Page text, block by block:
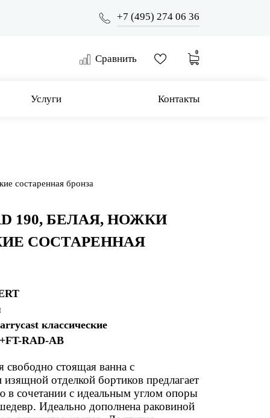
+7 (495) 274 06 36
Сравнить
0
Услуги Контакты
состаренная бронза
190, БЕЛАЯ, НОЖКИ
СОСТАРЕННАЯ
классические
RAD-AB
свободно стоящая ванна с
отделкой бортиков предлагает
в сочетании с идеальным углом опоры
Идеально дополнена раковиной